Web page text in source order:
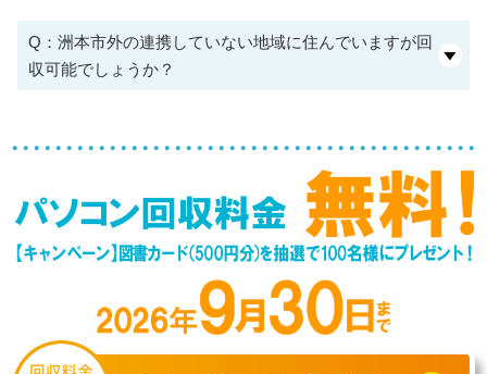
Q：洲本市外の連携していない地域に住んでいますが回
収可能でしょうか？